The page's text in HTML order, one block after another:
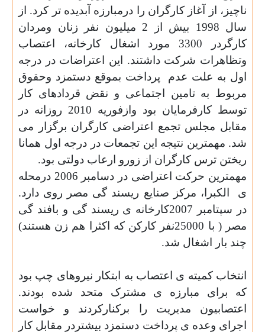
ناچیز، از آغاز کارگران را درمبارزه آبدیده تر کرد. از
سال 1998 بیش از 2 میلیون نفر زنان ومردان
کارگردر 3300 مورد اشغال کارخانه، اعتصاب
وتظاهرات شرکت داشتند. این اعتراضات در درجه
اول به علت عدم
پرداخت بموقع دستمزد وحقوق
مربوط به تامین اجتماعی و نقض قردادهای کار
توسط کارفرمایان بود وازفوریه 2010 روزانه در
مقابل مجلس تجمع اعتراضی کارگران برگزار می
شد. مهمترین نتیجه این تجمعات در درجه اول همانا
ریختن ترس کارگران از زورو ارعاب دولتی بود.
مهمترین حرکت اعتراضی در دسامبر 2006 درمحله
ی
الکبرا، مرکز صنایع ریسند گی مصر روی دارد.
در سپتامبر 2007کارخانه ی ریسند گی و بافند گی
مصر ( با 25000نفر کارکن که اکثرا هم زن هستند)
چند بار اشغال شد.
انتخاب کمیته ی اعتصاب به ابتکار نیروهای چپ بود
که برای مبارزه ی مشترک متحد شده بودند.
اعتصابیون مدیریت را برکنارکردند و خواست
اجرای وعده ی پرداخت دستمزد بیشتردر مقابل کار